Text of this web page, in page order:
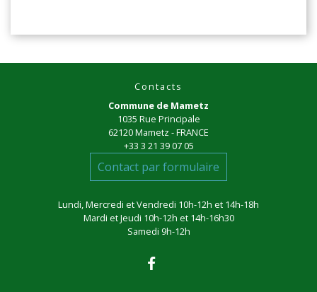
Contacts
Commune de Mametz
1035 Rue Principale
62120 Mametz - FRANCE
+33 3 21 39 07 05
Contact par formulaire
Lundi, Mercredi et Vendredi 10h-12h et 14h-18h
Mardi et Jeudi 10h-12h et 14h-16h30
Samedi 9h-12h